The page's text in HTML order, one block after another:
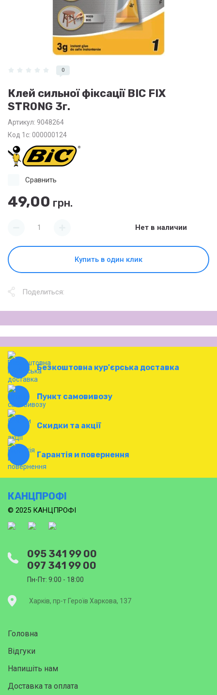
0
Клей сильної фіксації BIC FIX
STRONG 3г.
Артикул: 9048264
Код 1с: 000000124
49,00 грн.
Сравнить
Нет в наличии
Купить в один клик
Поделиться:
Безкоштовна кур'єрська доставка
Пункт самовивозу
Скидки та акції
Гарантія и повернення
КАНЦПРОФІ
© 2025 КАНЦПРОФІ
095 341 99 00
097 341 99 00
Пн-Пт: 9:00 - 18:00
Харків, пр-т Героїв Харкова, 137
Головна
Відгуки
Напишіть нам
Доставка та оплата